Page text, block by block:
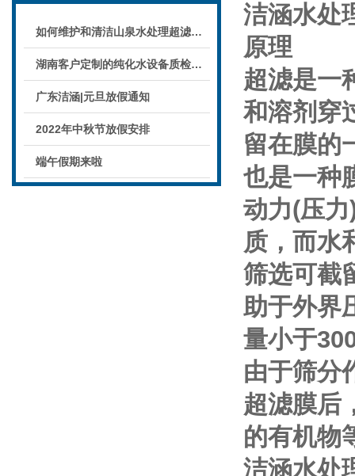
洁涵水处
原理
超滤是一
和溶剂穿
留在膜的
也是一种
动力(压
质，而水
筛选可截
助于外界
量小于
由于筛分
超滤膜后
的有机物
洁涵水处
如何维护和清洁山泉水处理超滤系统
湖南客户定制的纯化水设备质检后准备发货！
广东洁涵|元旦放假通知
2022年中秋节放假安排
端午假期来啦